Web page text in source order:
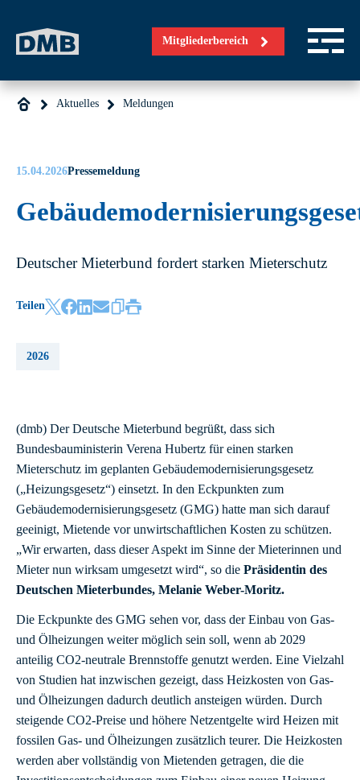
Mitgliederbereich
Aktuelles Meldungen
15.04.2026Pressemeldung
Deutscher Mieterbund fordert starken Mieterschutz
Teilen
2026
(dmb) Der Deutsche Mieterbund begrüßt, dass sich
Bundesbauministerin Verena Hubertz für einen starken
Mieterschutz im geplanten Gebäudemodernisierungsgesetz
(„Heizungsgesetz“) einsetzt. In den Eckpunkten zum
Gebäudemodernisierungsgesetz (GMG) hatte man sich darauf
geeinigt, Mietende vor unwirtschaftlichen Kosten zu schützen.
„Wir erwarten, dass dieser Aspekt im Sinne der Mieterinnen und
Mieter nun wirksam umgesetzt wird“, so die Präsidentin des
Deutschen Mieterbundes, Melanie Weber-Moritz.
Die Eckpunkte des GMG sehen vor, dass der Einbau von Gas-
und Ölheizungen weiter möglich sein soll, wenn ab 2029
anteilig CO2-neutrale Brennstoffe genutzt werden. Eine Vielzahl
von Studien hat inzwischen gezeigt, dass Heizkosten von Gas-
und Ölheizungen dadurch deutlich ansteigen würden. Durch
steigende CO2-Preise und höhere Netzentgelte wird Heizen mit
fossilen Gas- und Ölheizungen zusätzlich teurer. Die Heizkosten
werden aber vollständig von Mietenden getragen, die die